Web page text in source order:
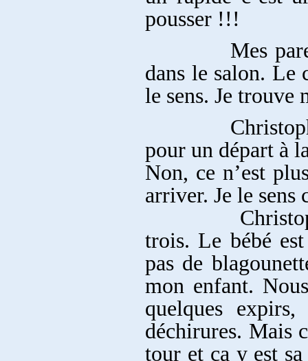
pousser !!!
Mes parents
dans le salon. Le
le sens. Je
Christophe
pour un départ à
Non, ce n’est
arriver. Je le sens
Christophe
trois. Le bébé
pas de
mon enfant.
quelques
déchirures. Mais
tour et ça y est